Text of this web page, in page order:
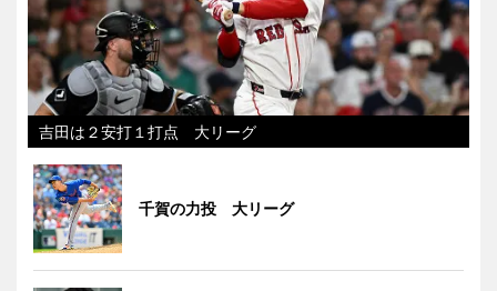
吉田は２安打１打点 大リーグ
千賀の力投 大リーグ